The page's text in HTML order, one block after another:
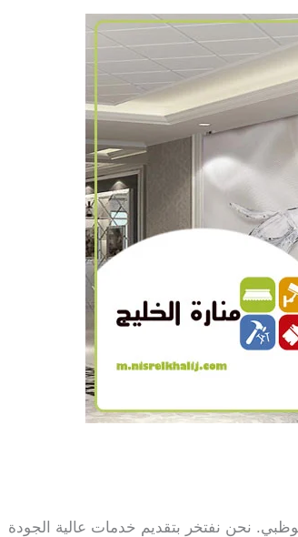
نحن نفتخر بتقديم خدمات عالية الجودة